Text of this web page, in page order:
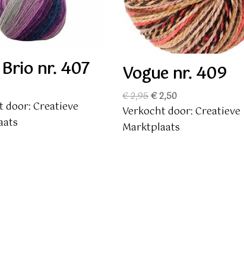
nr. 407
door: Creatieve
Vogue nr. 409
€2,95Oorspronkelijke
prijs
was:
€ 2,95.
€2,50Huidige
prijs
is:
Verkocht door: Creatieve
Marktplaats